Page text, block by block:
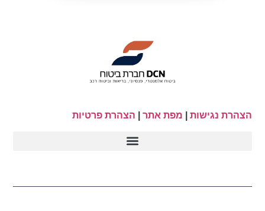
הצהרת נגישות מפת אתר הצהרת פרטיות